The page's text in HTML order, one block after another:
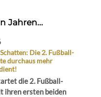
Jahren...
Die 2. Fußball-
durchaus mehr
die 2. Fußball-
ihren ersten beiden